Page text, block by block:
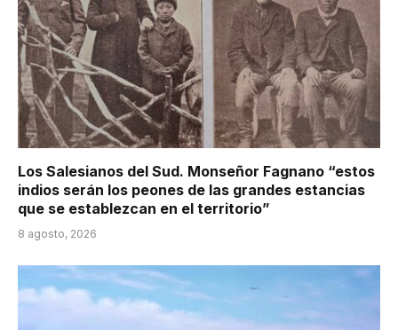
Los Salesianos del Sud. Monseñor Fagnano “estos
indios serán los peones de las grandes estancias
que se establezcan en el territorio”
8 agosto, 2026